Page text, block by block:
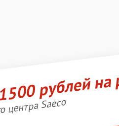
рублей
центра Saeco